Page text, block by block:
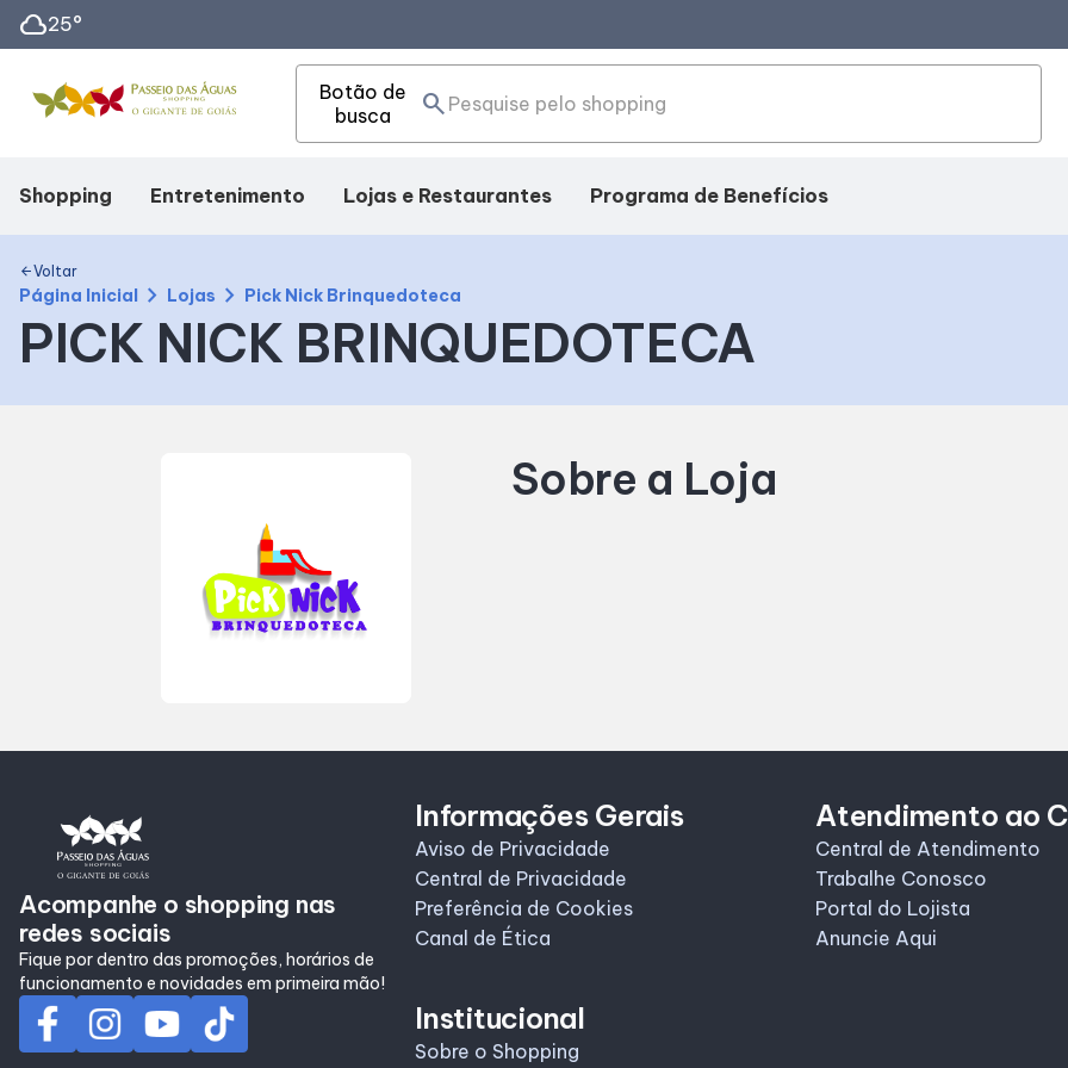
cloud25°
Botão de
busca
search
Shopping
Mapa Interno
Como Chegar
Facilidades
Entretenimento
Eventos
Fique Por Dentro
Lojas e Restaurantes
Alimentação
Programa de Benefícios
arrow_backVoltar
Página Inicial chevron_right Lojas chevron_right Pick Nick Brinquedoteca
PICK NICK BRINQUEDOTECA
Sobre a Loja
Acompanhe o shopping nas
redes sociais
Fique por dentro das promoções, horários de
funcionamento e novidades em primeira mão!
Informações Gerais
Aviso de Privacidade
Central de Privacidade
Preferência de Cookies
Canal de Ética
Institucional
Sobre o Shopping
Atendimento ao
Central de Atendimento
Trabalhe Conosco
Portal do Lojista
Anuncie Aqui